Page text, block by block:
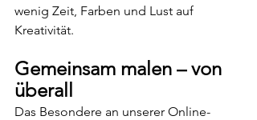
wenig Zeit, Farben und Lust auf
Kreativität.
Gemeinsam malen – von
überall
Das Besondere an unserer Online-